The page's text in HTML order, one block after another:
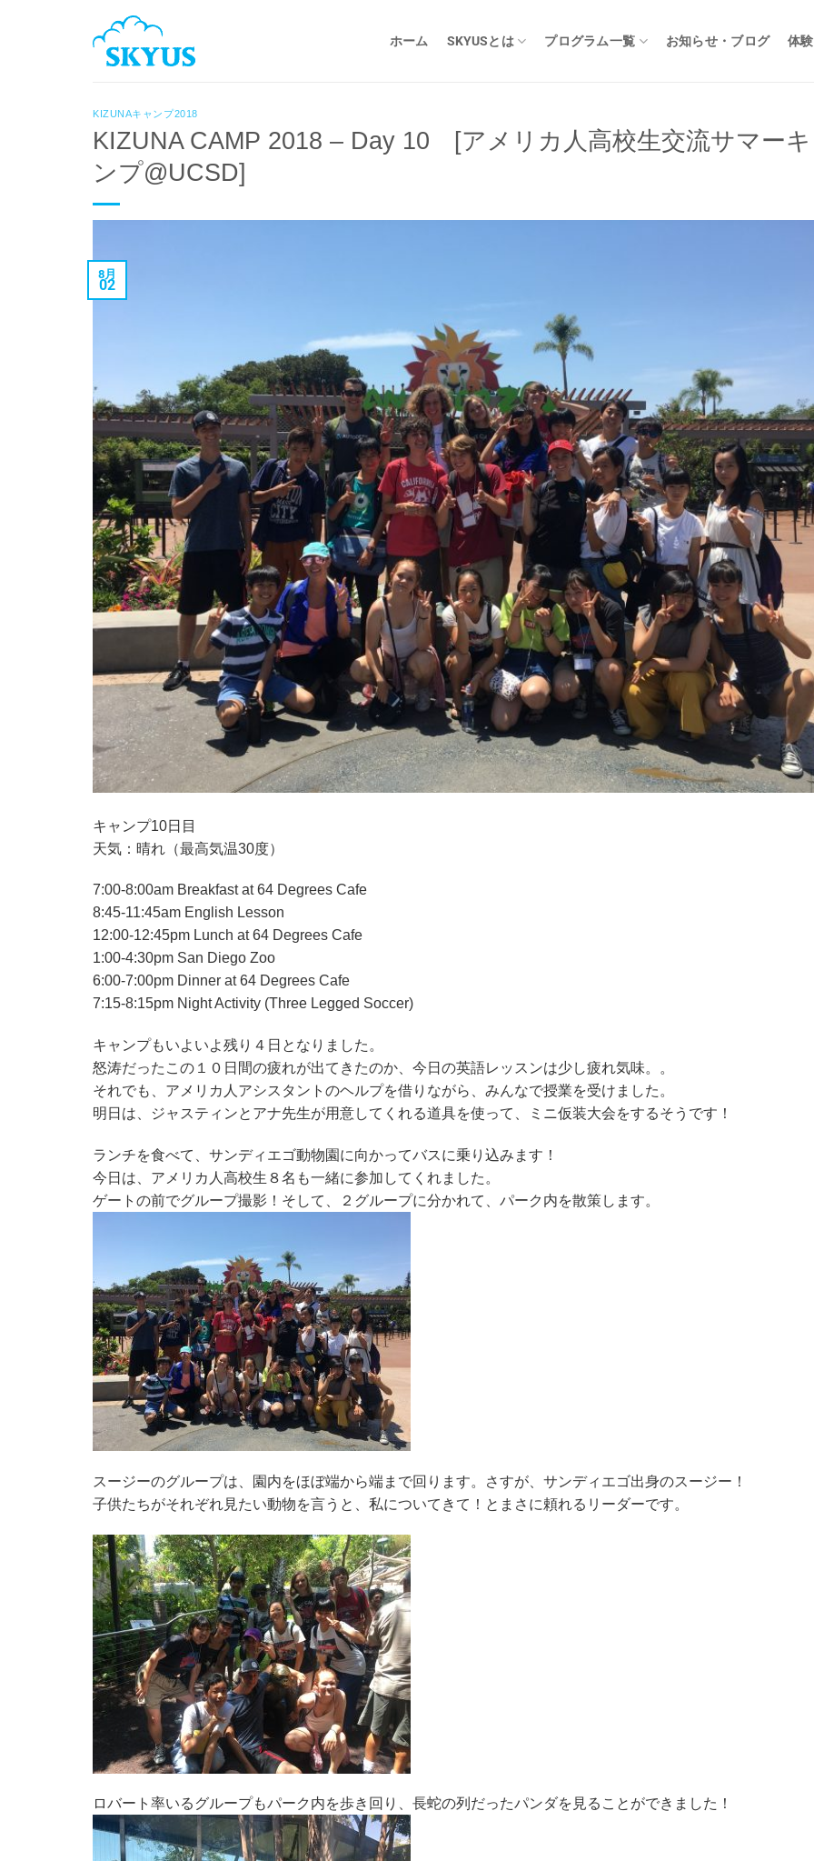
ホーム SKYUSとは プログラム一覧 お知らせ・ブログ 体
KIZUNAキャンプ2018
KIZUNA CAMP 2018 – Day 10 [アメリカ人高校生交流サマー
ンプ@UCSD]
8月
02
キャンプ10日目
天気：晴れ（最高気温30度）
7:00-8:00am Breakfast at 64 Degrees Cafe
8:45-11:45am English Lesson
12:00-12:45pm Lunch at 64 Degrees Cafe
1:00-4:30pm San Diego Zoo
6:00-7:00pm Dinner at 64 Degrees Cafe
7:15-8:15pm Night Activity (Three Legged Soccer)
キャンプもいよいよ残り４日となりました。
怒涛だったこの１０日間の疲れが出てきたのか、今日の英語レッスンは少し疲れ気味。。
それでも、アメリカ人アシスタントのヘルプを借りながら、みんなで授業を受けました。
明日は、ジャスティンとアナ先生が用意してくれる道具を使って、ミニ仮装大会をするそうです！
ランチを食べて、サンディエゴ動物園に向かってバスに乗り込みます！
今日は、アメリカ人高校生８名も一緒に参加してくれました。
ゲートの前でグループ撮影！そして、２グループに分かれて、パーク内を散策します。
スージーのグループは、園内をほぼ端から端まで回ります。さすが、サンディエゴ出身のスージー！
子供たちがそれぞれ見たい動物を言うと、私についてきて！とまさに頼れるリーダーです。
ロバート率いるグループもパーク内を歩き回り、長蛇の列だったパンダを見ることができました！